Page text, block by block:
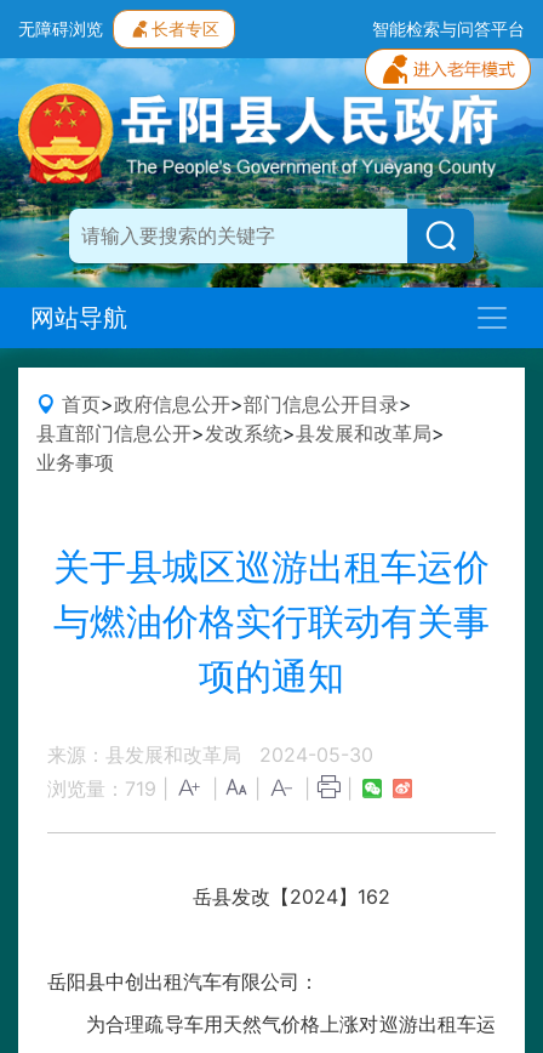
无障碍浏览 长者专区 智能检索与问答平台
网站导航
首页>政府信息公开>部门信息公开目录>
县直部门信息公开>发改系统>县发展和改革局>
业务事项
关于县城区巡游出租车运价
与燃油价格实行联动有关事
项的通知
来源：县发展和改革局
2024-05-30
浏览量： 719
岳县发改【2024】162
岳阳县中创出租汽车有限公司：
为合理疏导车用天然气价格上涨对巡游出租车运